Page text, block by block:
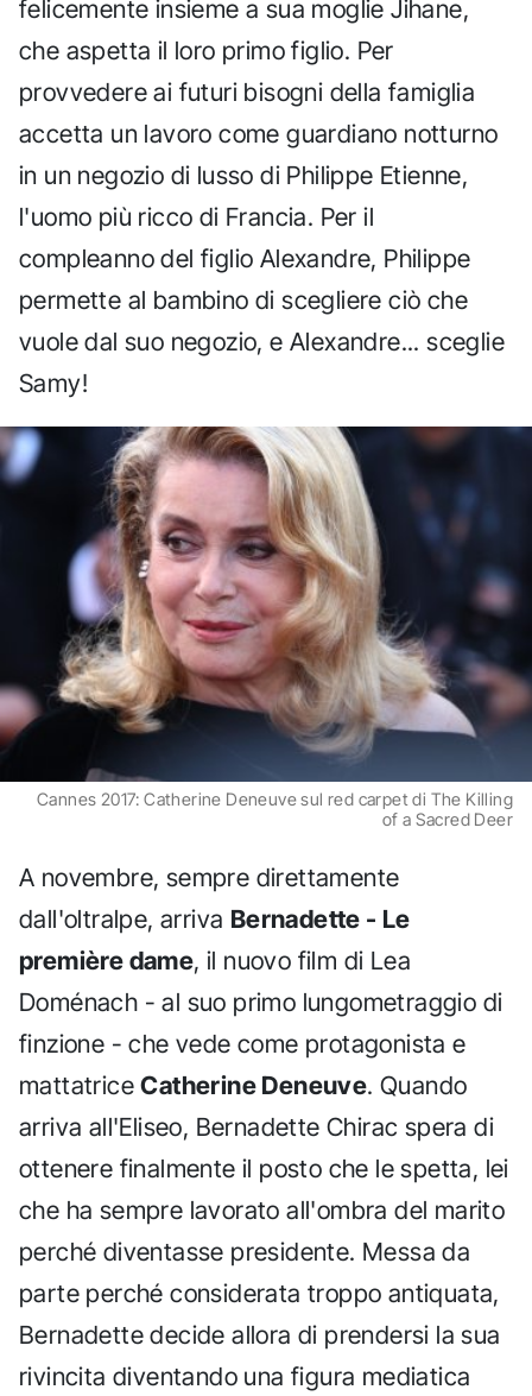
felicemente insieme a sua moglie Jihane,
che aspetta il loro primo figlio. Per
provvedere ai futuri bisogni della famiglia
accetta un lavoro come guardiano notturno
in un negozio di lusso di Philippe Etienne,
l'uomo più ricco di Francia. Per il
compleanno del figlio Alexandre, Philippe
permette al bambino di scegliere ciò che
vuole dal suo negozio, e Alexandre... sceglie
Samy!
Cannes 2017: Catherine Deneuve sul red carpet di The Killing
of a Sacred Deer
A novembre, sempre direttamente
dall'oltralpe, arriva Bernadette - Le
première dame, il nuovo film di Lea
Doménach - al suo primo lungometraggio di
finzione - che vede come protagonista e
mattatriceCatherine Deneuve. Quando
arriva all'Eliseo, Bernadette Chirac spera di
ottenere finalmente il posto che le spetta, lei
che ha sempre lavorato all'ombra del marito
perché diventasse presidente. Messa da
parte perché considerata troppo antiquata,
Bernadette decide allora di prendersi la sua
rivincita diventando una figura mediatica